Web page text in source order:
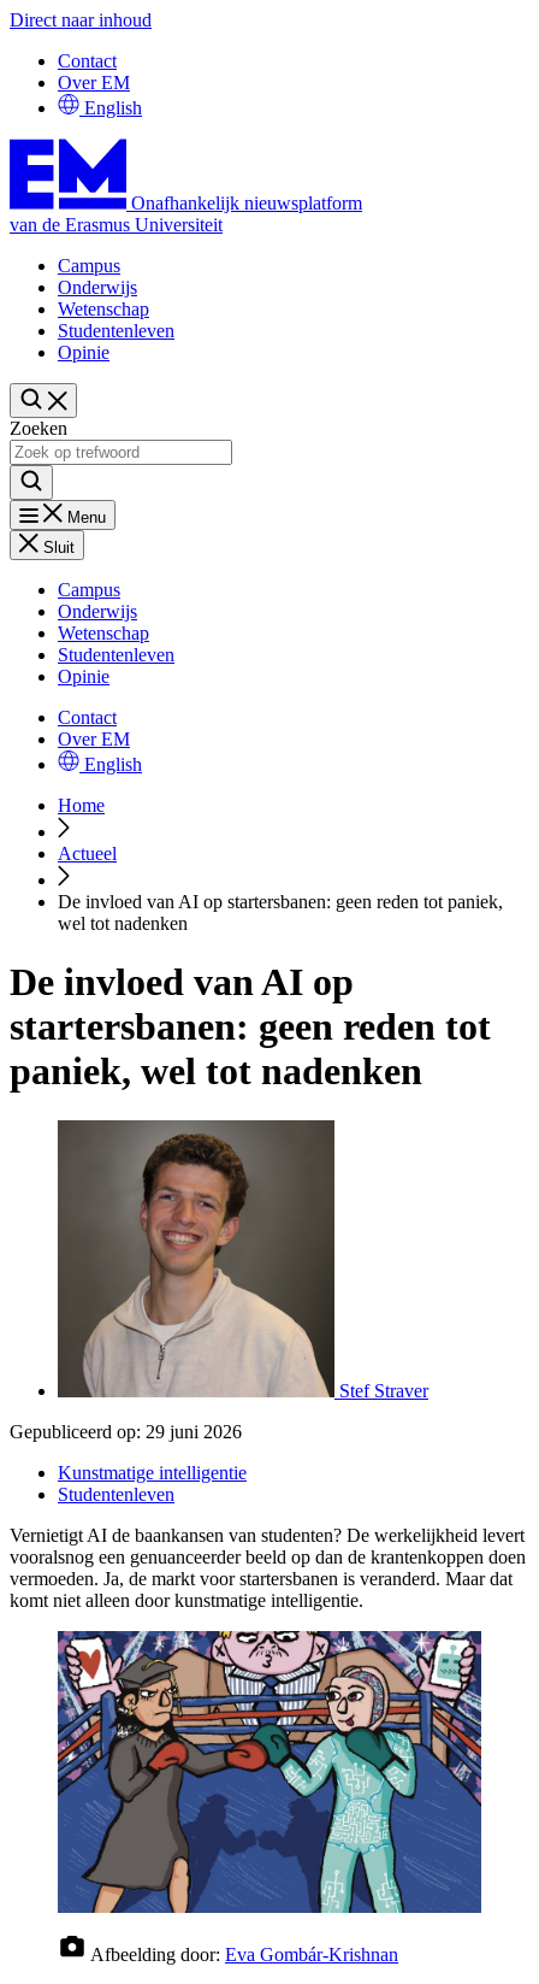
Direct naar inhoud
Contact
Over EM
English
Onafhankelijk nieuwsplatform
van de Erasmus Universiteit
Campus
Onderwijs
Wetenschap
Studentenleven
Opinie
Zoeken
Menu
Sluit
Campus
Onderwijs
Wetenschap
Studentenleven
Opinie
Contact
Over EM
English
Home
Actueel
De invloed van AI op startersbanen: geen reden tot paniek,
wel tot nadenken
De invloed van AI op
startersbanen: geen reden tot
paniek, wel tot nadenken
Stef Straver
Gepubliceerd op: 29 juni 2026
Kunstmatige intelligentie
Studentenleven
Vernietigt AI de baankansen van studenten? De werkelijkheid levert
vooralsnog een genuanceerder beeld op dan de krantenkoppen doen
vermoeden. Ja, de markt voor startersbanen is veranderd. Maar dat
komt niet alleen door kunstmatige intelligentie.
Afbeelding door: Eva Gombár-Krishnan